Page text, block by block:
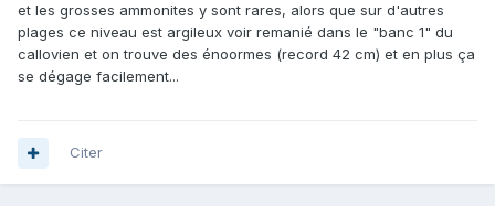
et les grosses ammonites y sont rares, alors que sur d'autres
plages ce niveau est argileux voir remanié dans le "banc 1" du
callovien et on trouve des énoormes (record 42 cm) et en plus ça
se dégage facilement...
Citer